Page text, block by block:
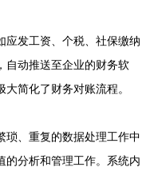
应发工资、个税、社保缴纳
自动推送至企业的财务软
简化了财务对账流程。
琐、重复的数据处理工作中
的分析和管理工作。系统内